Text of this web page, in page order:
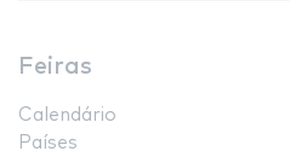
Feiras
Calendário
Países